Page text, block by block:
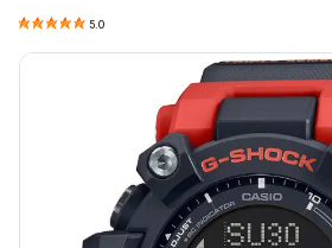
5.0